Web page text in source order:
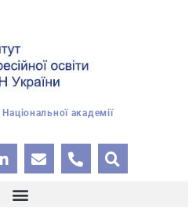
Національної академії